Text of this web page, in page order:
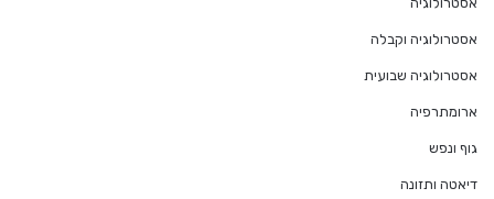
אסטרולוגיה וקבלה
אסטרולוגיה שבועית
ארומתרפיה
גוף ונפש
דיאטה ותזונה